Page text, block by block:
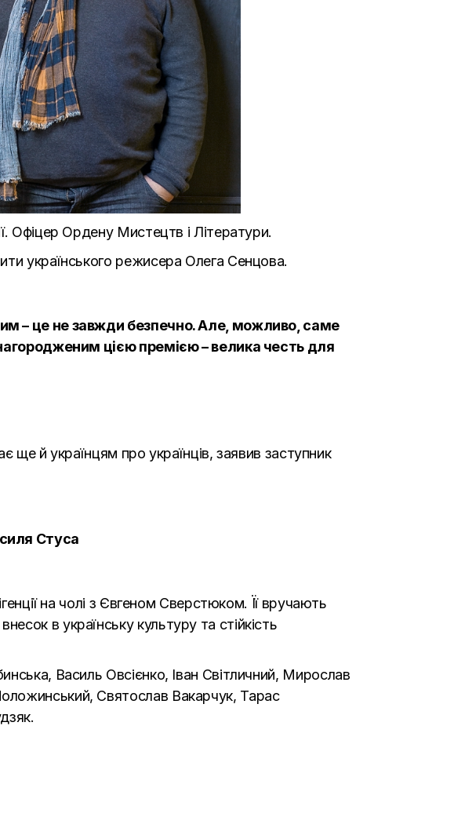
Офіцер Ордену Мистецтв і Літератури.
українського режисера Олега Сенцова.
– це не завжди безпечно. Але, можливо, саме
цією премією – велика честь для
ще й українцям про українців, заявив заступник
Стуса
на чолі з Євгеном Сверстюком. Її вручають
в українську культуру та стійкість
Василь Овсієнко, Іван Світличний, Мирослав
Святослав Вакарчук, Тарас